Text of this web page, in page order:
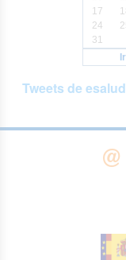
17
24
31
Tweets de